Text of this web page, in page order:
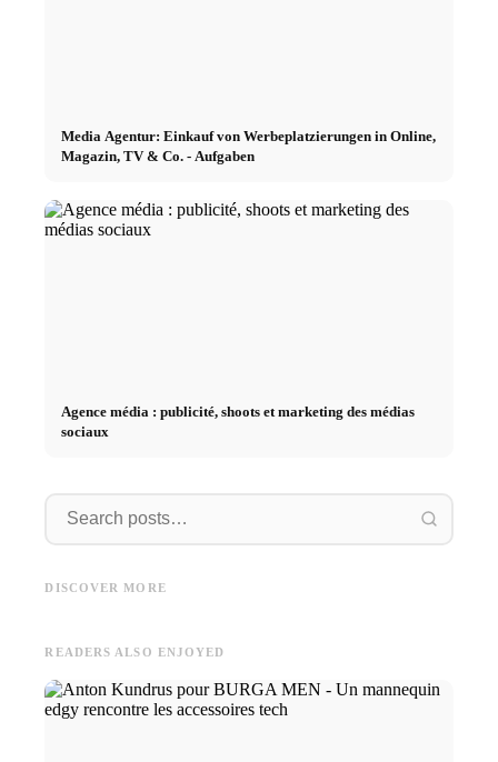
Media Agentur: Einkauf von Werbeplatzierungen in Online,
Magazin, TV & Co. - Aufgaben
Agence média : publicité, shoots et marketing des médias
sociaux
DISCOVER MORE
Medien - Aufgaben
READERS ALSO ENJOYED